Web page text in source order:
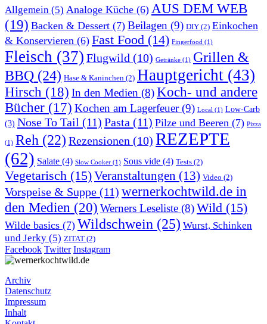
Allgemein (5) Analoge Küche (6) AUS DEM WEB
(19) Backen & Dessert (7) Beilagen (9) DIY (2) Einkochen
& Konservieren (6) Fast Food (14) Fingerfood (1)
Fleisch (37) Flugwild (10) Getränke (1) Grillen &
BBQ (24) Hase & Kaninchen (2) Hauptgericht (43)
Hirsch (18) In den Medien (8)Koch- und andere
Bücher (17) Kochen am Lagerfeuer(9) Local (1) Low-Carb
(3) Nose To Tail (11) Pasta (11) Pilze und Beeren (7) Pizza
(1) Reh (22) Rezensionen (10) REZEPTE
(62) Salate (4) Slow Cooker (1) Sous vide (4) Tests (2)
Vegetarisch (15)Veranstaltungen (13) Video (2)
Vorspeise & Suppe (11) wernerkochtwild.de in
den Medien (20) Werners Leseliste (8)Wild (15)
Wilde basics (7) Wildschwein (25) Wurst, Schinken
und Jerky (5) ZITAT (2)
Facebook Twitter Instagram
Archiv
Datenschutz
Impressum
Inhalt